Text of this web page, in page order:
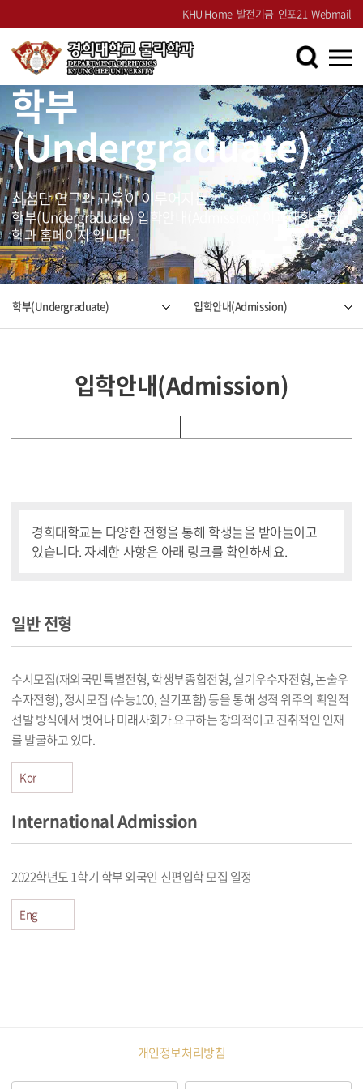
KHU Home 발전기금 인포21 Webmail
학부
(Undergraduate)
최첨단 연구와 교육이 이루어지는
학부(Undergraduate) 입학안내(Admission) 이과대학 물리
학과 홈페이지 입니다.
학부(Undergraduate) 입학안내(Admission)
입학안내(Admission)
경희대학교는 다양한 전형을 통해 학생들을 받아들이고
있습니다. 자세한 사항은 아래 링크를 확인하세요.
일반 전형
수시모집(재외국민특별전형, 학생부종합전형, 실기우수자전형, 논술우
수자전형), 정시모집 (수능100, 실기포함) 등을 통해 성적 위주의 획일적
선발 방식에서 벗어나 미래사회가 요구하는 창의적이고 진취적인 인재
를 발굴하고 있다.
Kor
International Admission
2022학년도 1학기 학부 외국인 신편입학 모집 일정
Eng
개인정보처리방침